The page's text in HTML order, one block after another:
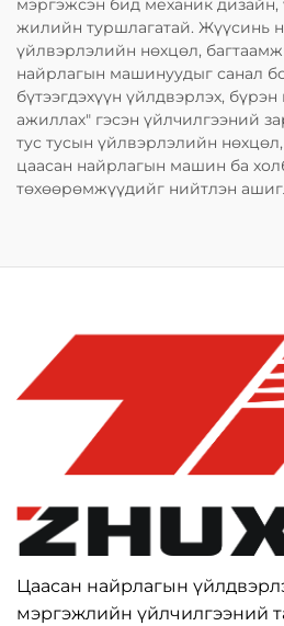
мэргэжсэн бид механик
жилийн туршлагатай. Жүүсинь
үйлвэрлэлийн нөхцөл,
найрлагын машинуудыг санал
бүтээгдэхүүн үйлдвэрлэх, бүрэн
ажиллах" гэсэн үйлчилгээний
тус тусын үйлвэрлэлийн
цаасан найрлагын машин ба
төхөөрөмжүүдийг нийтлэн
Цаасан найрлагын
мэргэжлийн үйлчилгээний